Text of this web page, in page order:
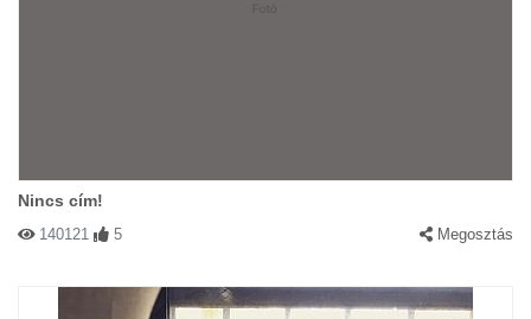
Nincs cím!
140121 5 Megosztás